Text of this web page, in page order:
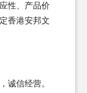
性、产品价
香港安邦文
诚信经营。